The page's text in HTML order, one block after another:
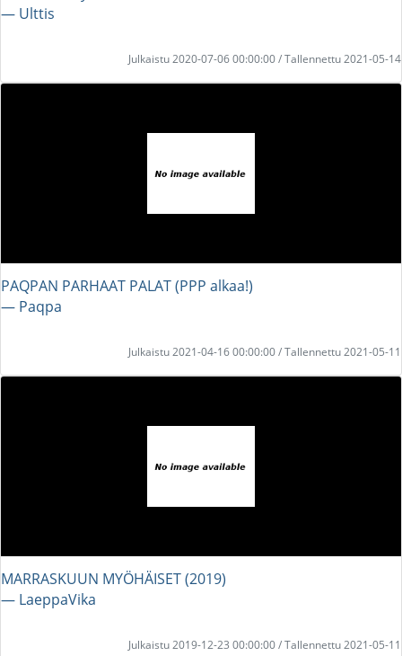
― Ulttis
Julkaistu 2020-07-06 00:00:00 / Tallennettu 2021-05-14
PAQPAN PARHAAT PALAT (PPP alkaa!)
― Paqpa
Julkaistu 2021-04-16 00:00:00 / Tallennettu 2021-05-11
MARRASKUUN MYÖHÄISET (2019)
― LaeppaVika
Julkaistu 2019-12-23 00:00:00 / Tallennettu 2021-05-11